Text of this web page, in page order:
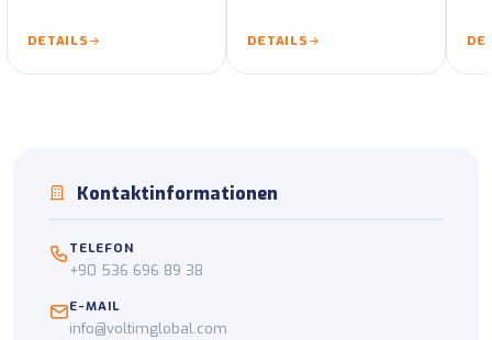
Fahrzeuge.
DETAILS DETAILS
Kontaktinformationen
TELEFON
+90 536 696 89 38
E-MAIL
info@voltimglobal.com